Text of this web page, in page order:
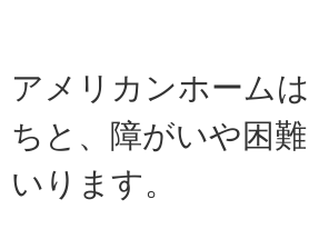
アメリカンホーム
ちと、障がいや困
いります。